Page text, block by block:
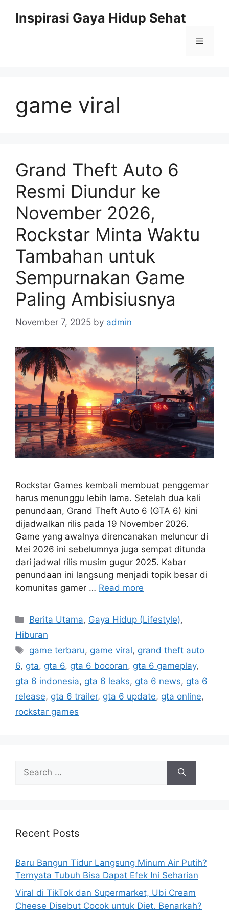
Inspirasi Gaya Hidup Sehat
Menu
game viral
Grand Theft Auto 6
Resmi Diundur ke
November 2026,
Rockstar Minta Waktu
Tambahan untuk
Sempurnakan Game
Paling Ambisiusnya
November 7, 2025 by admin
Rockstar Games kembali membuat penggemar
harus menunggu lebih lama. Setelah dua kali
penundaan, Grand Theft Auto 6 (GTA 6) kini
dijadwalkan rilis pada 19 November 2026.
Game yang awalnya direncanakan meluncur di
Mei 2026 ini sebelumnya juga sempat ditunda
dari jadwal rilis musim gugur 2025. Kabar
penundaan ini langsung menjadi topik besar di
komunitas gamer … Read more
C
a
e
g
o
r
i
Berita Utama, Gaya Hidup (Lifestyle),
Hiburan
T
a
g
s
game terbaru, game viral, grand theft auto
6, gta, gta 6, gta 6 bocoran, gta 6 gameplay,
gta 6 indonesia, gta 6 leaks, gta 6 news, gta 6
release, gta 6 trailer, gta 6 update, gta online,
rockstar games
h
r
:
Recent Posts
Baru Bangun Tidur Langsung Minum Air Putih?
Ternyata Tubuh Bisa Dapat Efek Ini Seharian
Viral di TikTok dan Supermarket, Ubi Cream
Cheese Disebut Cocok untuk Diet. Benarkah?